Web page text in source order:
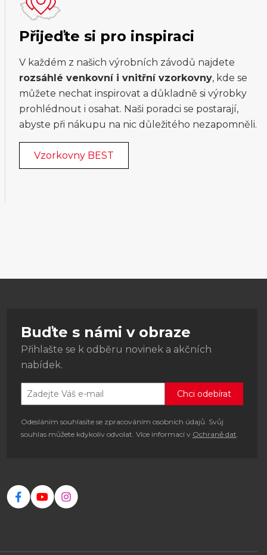
Přijeďte si pro inspiraci
V každém z našich výrobních závodů najdete
rozsáhlé venkovní i vnitřní vzorkovny, kde se
můžete nechat inspirovat a důkladně si výrobky
prohlédnout i osahat. Naši poradci se postarají,
abyste při nákupu na nic důležitého nezapomněli.
Vzorkovny BEST
Buďte s námi v obraze
Přihlašte se k odběru novinek a akčních
nabídek.
Odesláním souhlasíte se zpracováním osobních údajů. Svůj
souhlas můžete kdykoliv odvolat. Více informací v Ochraně dat.